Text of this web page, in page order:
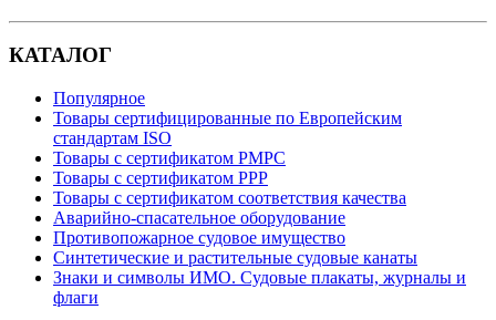
КАТАЛОГ
Популярное
Товары сертифицированные по Европейским
стандартам ISO
Товары с сертификатом РМРС
Товары с сертификатом РРР
Товары с сертификатом соответствия качества
Аварийно-спасательное оборудование
Противопожарное судовое имущество
Синтетические и растительные судовые канаты
Знаки и символы ИМО. Судовые плакаты, журналы и
флаги